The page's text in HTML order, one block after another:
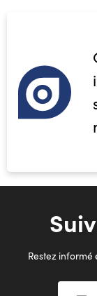
Restez informé